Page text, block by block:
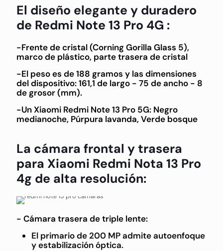
El diseño elegante y duradero
de Redmi Note 13 Pro 4G :
-Frente de cristal (Corning Gorilla Glass 5),
marco de plástico, parte trasera de cristal
-El peso es de 188 gramos y las dimensiones
del dispositivo: 161,1 de largo - 75 de ancho - 8
de grosor (mm).
-Un Xiaomi Redmi Note 13 Pro 5G: Negro
medianoche, Púrpura lavanda, Verde bosque
La cámara frontal y trasera
para Xiaomi Redmi Nota 13 Pro
4g de alta resolución:
- Cámara trasera de triple lente:
El primario de 200 MP admite autoenfoque
y estabilización óptica.